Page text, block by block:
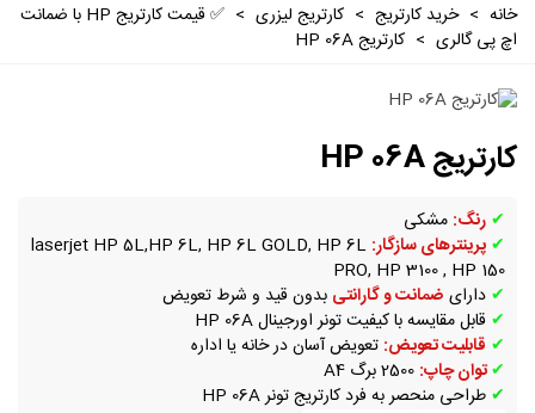
خانه > خرید کارتریج > کارتریج لیزری >
✅ قیمت کارتریج HP با ضمانت
اچ پی گالری > کارتریج HP 06A
کارتریج HP 06A
✔ رنگ: مشکی
✔ پرینترهای سازگار: laserjet HP 5L,HP 6L, HP 6L GOLD, HP 6L
PRO, HP 3100 , HP 150
✔ دارای ضمانت و گارانتی بدون قید و شرط تعویض
✔ قابل مقایسه با کیفیت تونر اورجینال HP 06A
✔ قابلیت تعویض: تعویض آسان در خانه یا اداره
✔توان چاپ: 2500 برگ A4
✔ طراحی منحصر به فرد کارتریج تونر HP 06A